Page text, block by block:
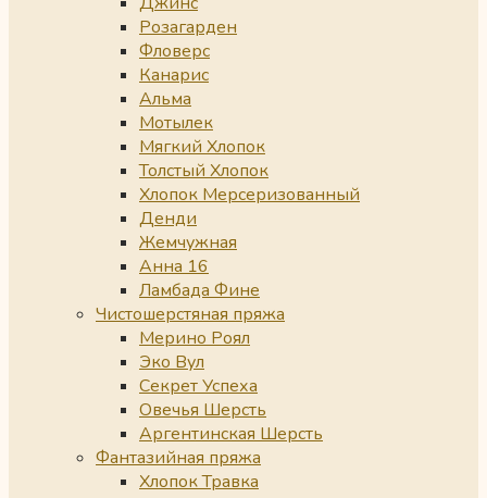
Розагарден
Фловерс
Канарис
Альма
Мотылек
Мягкий Хлопок
Толстый Хлопок
Хлопок Мерсеризованный
Денди
Жемчужная
Анна 16
Ламбада Фине
Чистошерстяная пряжа
Мерино Роял
Эко Вул
Секрет Успеха
Овечья Шерсть
Аргентинская Шерсть
Фантазийная пряжа
Хлопок Травка